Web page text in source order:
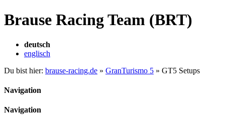
Brause Racing Team (BRT)
deutsch
englisch
Du bist hier: brause-racing.de » GranTurismo 5 » GT5 Setups
Navigation
Navigation